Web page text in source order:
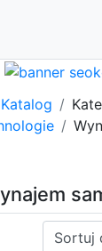
Katalog
Sortuj: